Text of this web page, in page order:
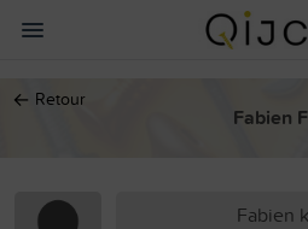
← Retour
Fabien F
Fabien